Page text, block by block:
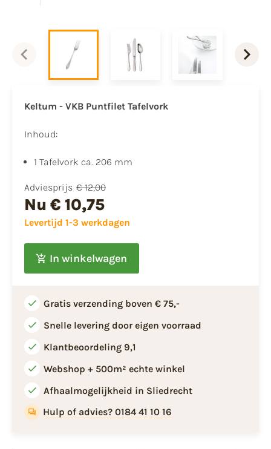
Keltum - VKB Puntfilet Tafelvork
Inhoud:
1 Tafelvork ca. 206 mm
Adviesprijs € 12,00
Nu € 10,75
Levertijd 1-3 werkdagen
In winkelwagen
Gratis verzending boven € 75,-
Snelle levering door eigen voorraad
Klantbeoordeling 9,1
Webshop + 500m² echte winkel
Afhaalmogelijkheid in Sliedrecht
Hulp of advies? 0184 41 10 16